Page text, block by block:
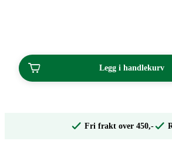
Legg i handlekurv
Fri frakt over 450,-